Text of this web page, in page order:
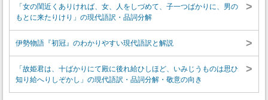
「女の閨近くありければ、女、人をしづめて、子一つばかりに、男の
もとに来たりけり」の現代語訳・品詞分解
>
伊勢物語『初冠』のわかりやすい現代語訳と解説 >
「故姫君は、十ばかりにて殿に後れ給ひしほど、いみじうものは思ひ
知り給へりしぞかし」の現代語訳・品詞分解・敬意の向き
>